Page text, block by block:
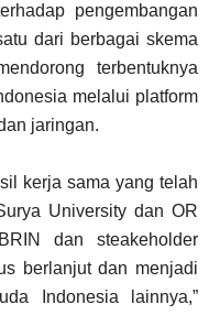
pengembangan
dari berbagai skema
terbentuknya
melalui platform
jaringan.
kerja sama yang telah
University dan OR
dan steakeholder
berlanjut dan menjadi
Indonesia lainnya,”